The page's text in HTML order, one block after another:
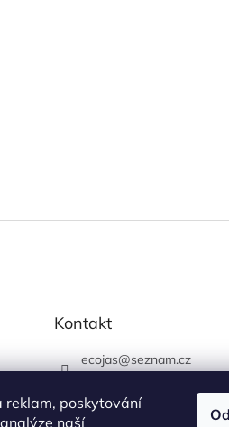
reklam, poskytování
naší
Kontakt
ecojas@seznam.cz
730 444 400 (prodejna